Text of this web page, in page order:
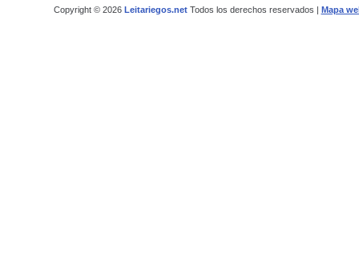
Copyright © 2026 Leitariegos.netTodos los derechos reservados | Mapa